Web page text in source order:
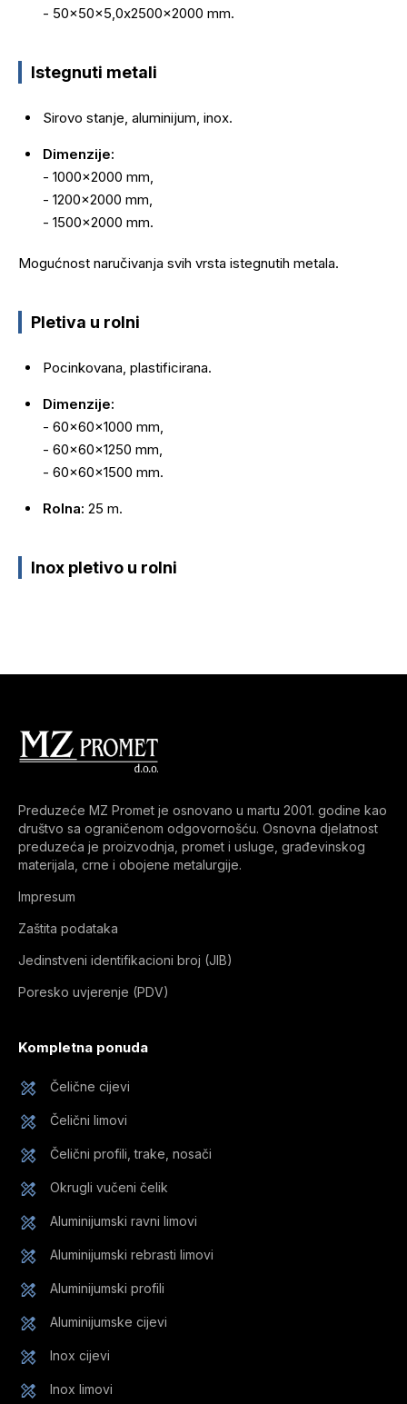
- 50x50x5,0x2500x2000 mm.
Istegnuti metali
Sirovo stanje, aluminijum, inox.
Dimenzije:
- 1000x2000 mm,
- 1200x2000 mm,
- 1500x2000 mm.
Mogućnost naručivanja svih vrsta istegnutih metala.
Pletiva u rolni
Pocinkovana, plastificirana.
Dimenzije:
- 60x60x1000 mm,
- 60x60x1250 mm,
- 60x60x1500 mm.
Rolna: 25 m.
Inox pletivo u rolni
Preduzeće MZ Promet je osnovano u martu 2001. godine kao
društvo sa ograničenom odgovornošću. Osnovna djelatnost
preduzeća je proizvodnja, promet i usluge, građevinskog
materijala, crne i obojene metalurgije.
Impresum
Zaštita podataka
Jedinstveni identifikacioni broj (JIB)
Poresko uvjerenje (PDV)
Kompletna ponuda
Čelične cijevi
Čelični limovi
Čelični profili, trake, nosači
Okrugli vučeni čelik
Aluminijumski ravni limovi
Aluminijumski rebrasti limovi
Aluminijumski profili
Aluminijumske cijevi
Inox cijevi
Inox limovi